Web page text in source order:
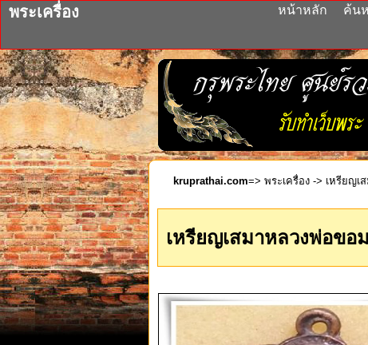
พระเครื่อง หน้าหลัก ค้น
kruprathai.com=> พระเครื่อง -> เหรียญเ
เหรียญเสมาหลวงพ่อขอ